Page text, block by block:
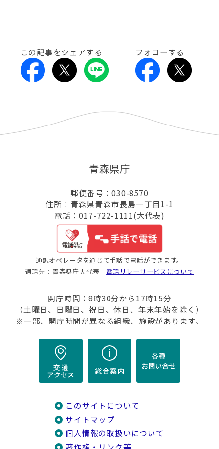
この記事をシェアする フォローする
青森県庁
郵便番号：030-8570
住所：青森県青森市長島一丁目1-1
電話：017-722-1111(大代表)
通訳オペレータを通じて手話で電話ができます。
通話先：青森県庁大代表 電話リレーサービスについて
開庁時間：8時30分から17時15分
（土曜日、日曜日、祝日、休日、年末年始を除く）
※一部、開庁時間が異なる組織、施設があります。
このサイトについて
サイトマップ
個人情報の取扱いについて